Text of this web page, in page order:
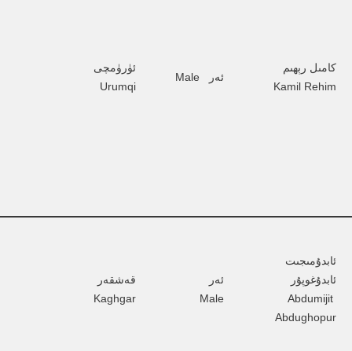
كامىل رېھىم
Kamil Rehim
ئەر   Male
ئۈرۈمچى
Urumqi
ئابدۇمىجىت
ئابدۇغوپۇر
Abdumijit
Abdughopur
ئەر
Male
قەشقەر
Kaghgar